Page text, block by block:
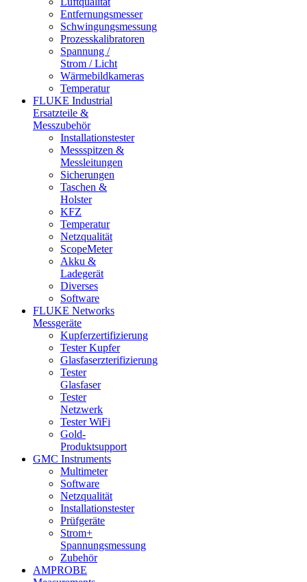
Entfernungsmesser
Schwingungsmessung
Prozesskalibratoren
Spannung /
Strom / Licht
Wärmebildkameras
Temperatur
FLUKE Industrial
Ersatzteile &
Messzubehör
Installationstester
Messspitzen &
Messleitungen
Sicherungen
Taschen &
Holster
KFZ
Temperatur
Netzqualität
ScopeMeter
Akku &
Ladegerät
Diverses
Software
FLUKE Networks
Messgeräte
Kupferzertifizierung
Tester Kupfer
Glasfaserzterifizierung
Tester
Glasfaser
Tester
Netzwerk
Tester WiFi
Gold-
Produktsupport
GMC Instruments
Multimeter
Software
Netzqualität
Installationstester
Prüfgeräte
Strom+
Spannungsmessung
Zubehör
AMPROBE